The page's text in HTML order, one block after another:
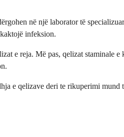
në një laborator të
infeksion.
e reja. Më pas, qelizat
e qelizave deri te rikuperimi mund